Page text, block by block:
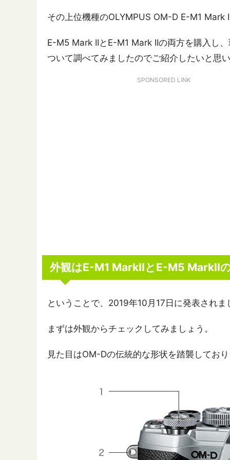
その上位機種のOLYMPUS OM-D E-M1 Mark
E-M5 Mark IIとE-M1 Mark IIの両方を購入し
ついて調べてみましたのでご紹介したいと思
SPONSORED LINK
外観はE-M1 MarkIIとE-M5 MarkII
ということで、2019年10月17日に発表され
まずは外観からチェックしてみましょう。
見た目はOM-Dの伝統的な形状を踏襲してお